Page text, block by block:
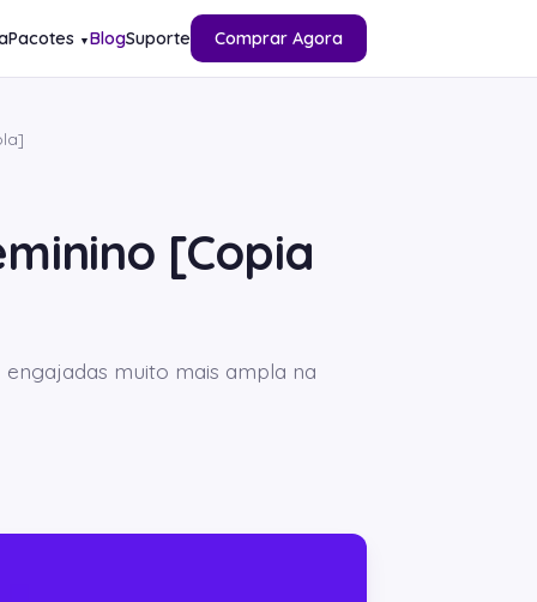
Pacotes ▼BlogSuporte Comprar Agora
[Copia
muito mais ampla na